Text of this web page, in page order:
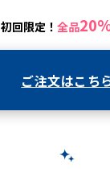
初回限定！ 全品
ご注文はこち